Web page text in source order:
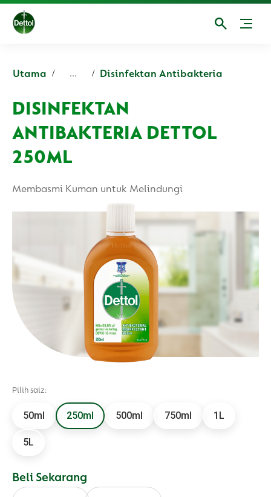
Utama ... Disinfektan Antibakteria
DISINFEKTAN
ANTIBAKTERIA DETTOL
250ML
Membasmi Kuman untuk Melindungi
Pilih saiz:
50ml 250ml 500ml 750ml 1L
5L
Beli Sekarang